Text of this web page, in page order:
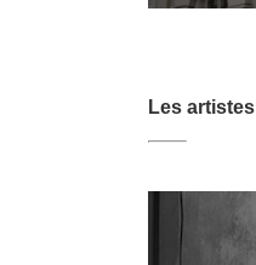
Les artistes